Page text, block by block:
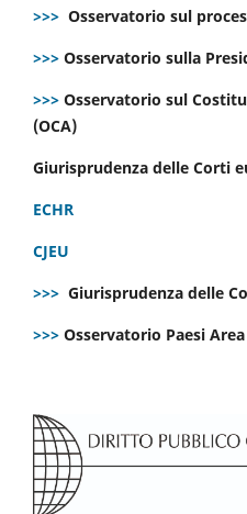
>>> Osservatorio sul
>>> Osservatorio sulla
>>> Osservatorio sul
(OCA)
Giurisprudenza delle Corti
ECHR
CJEU
>>> Giurisprudenza delle
>>> Osservatorio Paesi